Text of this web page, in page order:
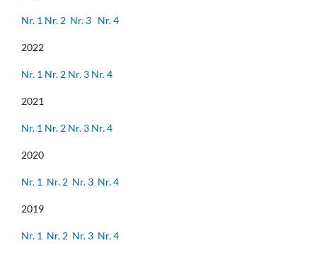
Nr. 1 Nr. 2 Nr. 3 Nr. 4
2022
Nr. 1 Nr. 2 Nr. 3 Nr. 4
2021
Nr. 1 Nr. 2 Nr. 3 Nr. 4
2020
Nr. 1 Nr. 2 Nr. 3 Nr. 4
2019
Nr. 1 Nr. 2 Nr. 3 Nr. 4